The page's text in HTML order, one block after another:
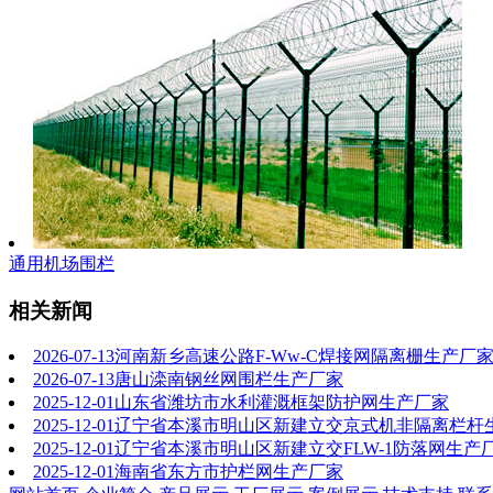
通用机场围栏
相关新闻
2026-07-13河南新乡高速公路F-Ww-C焊接网隔离栅生产厂家
2026-07-13唐山滦南钢丝网围栏生产厂家
2025-12-01 山东省潍坊市水利灌溉框架防护网生产厂家
2025-12-01辽宁省本溪市明山区新建立交京式机非隔离栏杆
2025-12-01辽宁省本溪市明山区新建立交FLW-1防落网生产
2025-12-01海南省东方市护栏网生产厂家